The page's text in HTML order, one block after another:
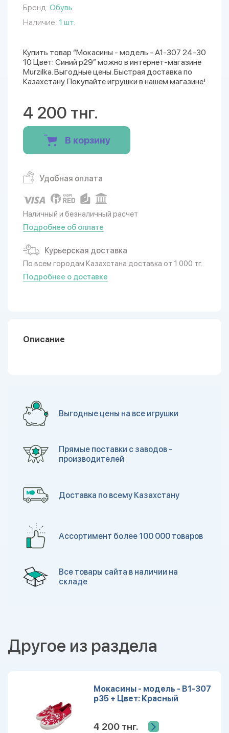
Бренд: Обувь
Наличие: 1 шт.
Купить товар “Мокасины - модель - A1-307 24-30
10 Цвет: Синий р29” можно в интернет-магазине
Murzilka. Выгодные цены. Быстрая доставка по
Казахстану. Покупайте игрушки в нашем магазине!
4 200 тнг.
В корзину
Удобная оплата
Наличный и безналичный расчет
Подробнее об оплате
Курьерская доставка
По всем городам Казахстана доставка от 1 000 тг.
Подробнее о доставке
Описание
Выгодные цены на все игрушки
Прямые поставки с заводов -
производителей
Доставка по всему Казахстану
Ассортимент более 100 000 товаров
Все товары сайта в наличии на
складе
Другое из раздела
Мокасины - модель - B1-307
р35 + Цвет: Красный
4 200 тнг.